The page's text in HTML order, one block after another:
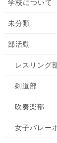
学校について
未分類
部活動
レスリング
剣道部
吹奏楽部
女子バレー